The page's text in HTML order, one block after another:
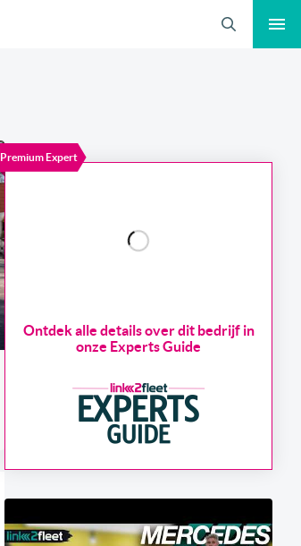
Premium Expert
Ontdek alle details over dit bedrijf in
onze Experts Guide